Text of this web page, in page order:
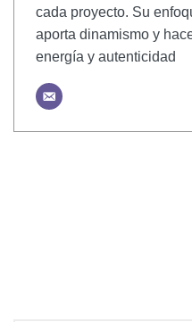
cada proyecto. Su
aporta dinamismo y
energía y autenticidad